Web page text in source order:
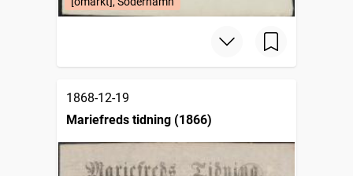
1868-12-19
Mariefreds tidning (1866)